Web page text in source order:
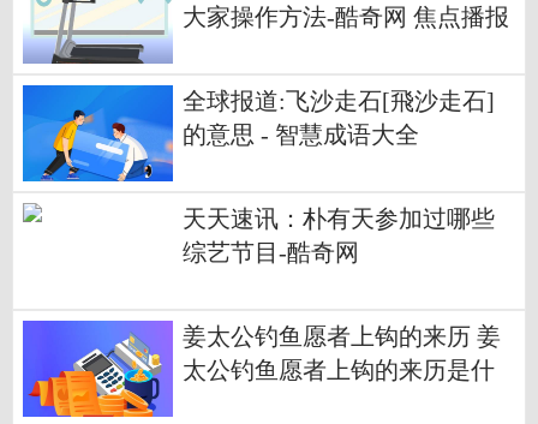
大家操作方法-酷奇网 焦点播报
全球报道:飞沙走石[飛沙走石]
的意思 - 智慧成语大全
天天速讯：朴有天参加过哪些
综艺节目-酷奇网
姜太公钓鱼愿者上钩的来历 姜
太公钓鱼愿者上钩的来历是什